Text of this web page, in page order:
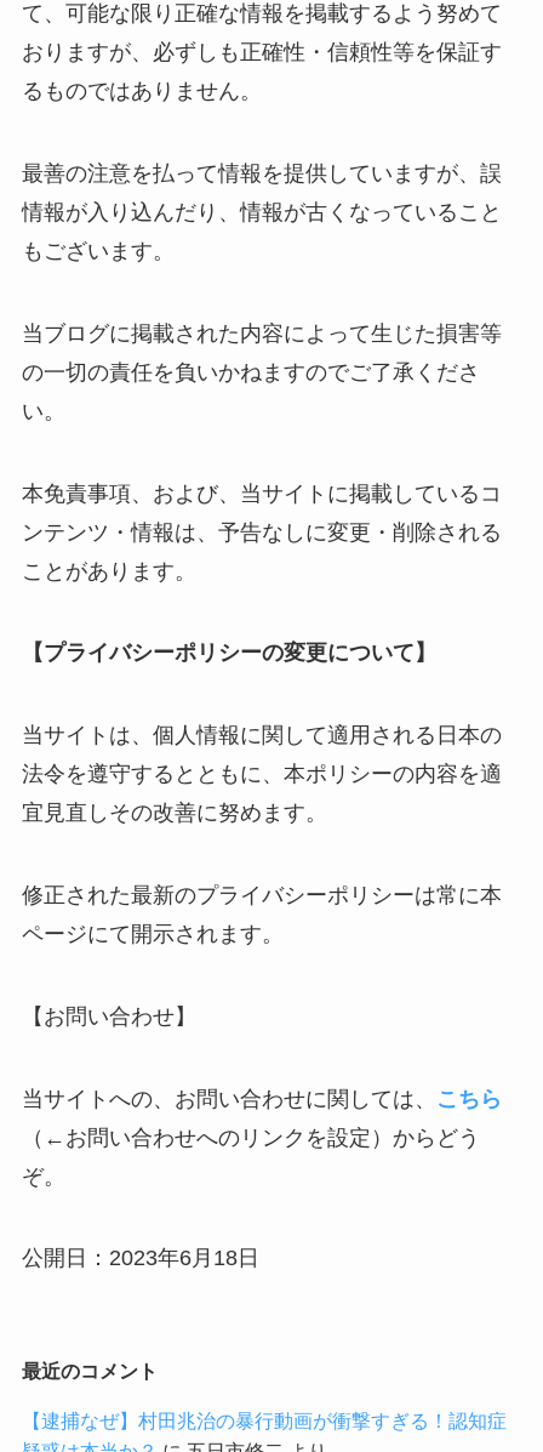
て、可能な限り正確な情報を掲載するよう努めて
おりますが、必ずしも正確性・信頼性等を保証す
るものではありません。
最善の注意を払って情報を提供していますが、誤
情報が入り込んだり、情報が古くなっていること
もございます。
当ブログに掲載された内容によって生じた損害等
の一切の責任を負いかねますのでご了承くださ
い。
本免責事項、および、当サイトに掲載しているコ
ンテンツ・情報は、予告なしに変更・削除される
ことがあります。
【プライバシーポリシーの変更について】
当サイトは、個人情報に関して適用される日本の
法令を遵守するとともに、本ポリシーの内容を適
宜見直しその改善に努めます。
修正された最新のプライバシーポリシーは常に本
ページにて開示されます。
【お問い合わせ】
当サイトへの、お問い合わせに関しては、
こちら
（←お問い合わせへのリンクを設定）からどう
ぞ。
公開日：2023年6月18日
最近のコメント
【逮捕なぜ】村田兆治の暴行動画が衝撃すぎる！認知症